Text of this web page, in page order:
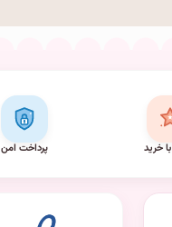
خرید پرداخت امن